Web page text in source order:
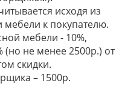
исходя из
к покупателю.
мебели - 10%,
(но не менее 2500р.) от
скидки.
– 1500р.